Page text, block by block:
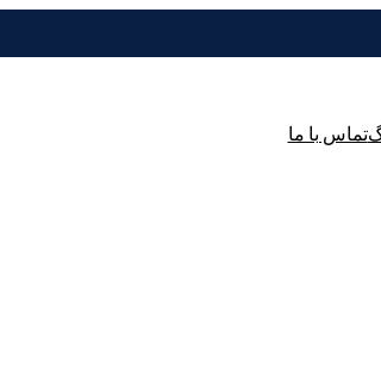
تماس با ما